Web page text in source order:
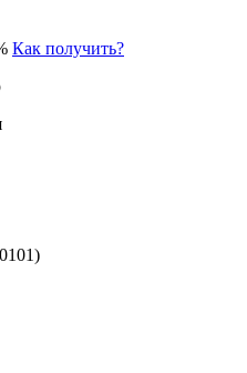
Как получить?